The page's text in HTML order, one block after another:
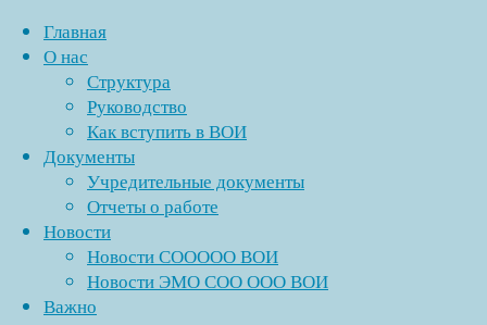
Перейти
содержимому
Главная
О нас
Структура
Руководство
Как вступить в ВОИ
Документы
Учредительные документы
Отчеты о работе
Новости
Новости СООООО ВОИ
Новости ЭМО СОО ООО ВОИ
Важно
Главная
Записи
с
"пенсия"
Энгельсская
МО
СОО
ООО
в
социальных
«Спорт для всех»
Полезные ссылки